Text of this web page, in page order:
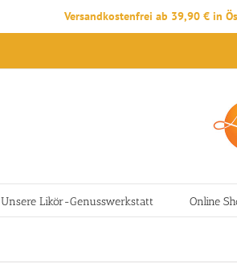
Versandkostenfrei ab 39,90 € in
Unsere Likör-Genusswerkstatt Online